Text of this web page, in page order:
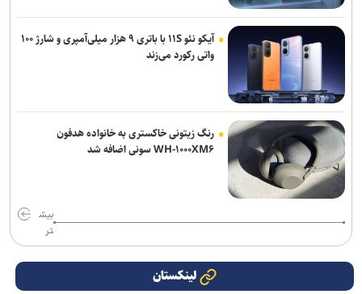
آیکو نئو ۱۱S با باتری ۹ هزار میلی‌آمپری و شارژ ۱۰۰
واتی رکورد می‌زند
رنگ زیتونی خاکستری به خانواده هدفون
WH-۱۰۰۰XM۶ سونی اضافه شد
بیش
تر
لینکستان